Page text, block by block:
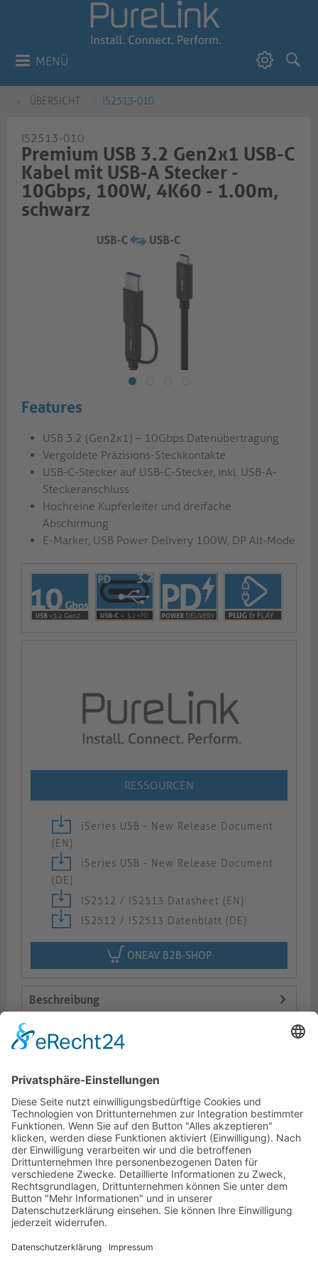
MENÜ
ÜBERSICHT IS2513-010
IS2513-010
Premium USB 3.2 Gen2x1 USB-C
Kabel mit USB-A Stecker -
10Gbps, 100W, 4K60 - 1.00m,
schwarz
Features
USB 3.2 (Gen2x1) – 10Gbps Datenübertragung
Vergoldete Präzisions-Steckkontakte
USB-C-Stecker auf USB-C-Stecker, inkl. USB-A-
Steckeranschluss
Hochreine Kupferleiter und dreifache
Abschirmung
E-Marker, USB Power Delivery 100W, DP Alt-Mode
RESSOURCEN
iSeries USB - New Release Document
(EN)
iSeries USB - New Release Document
(DE)
IS2512 / IS2513 Datasheet (EN)
IS2512 / IS2513 Datenblatt (DE)
ONEAV B2B-SHOP
Beschreibung
Logistik
Varianten
Dokumente
HOTLINE
PURELINK.DE